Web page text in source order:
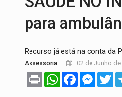
PROCESSO
para
Recurso já está na conta da
Assessoria 02 de Junho de
Print WhatsAppFacebook